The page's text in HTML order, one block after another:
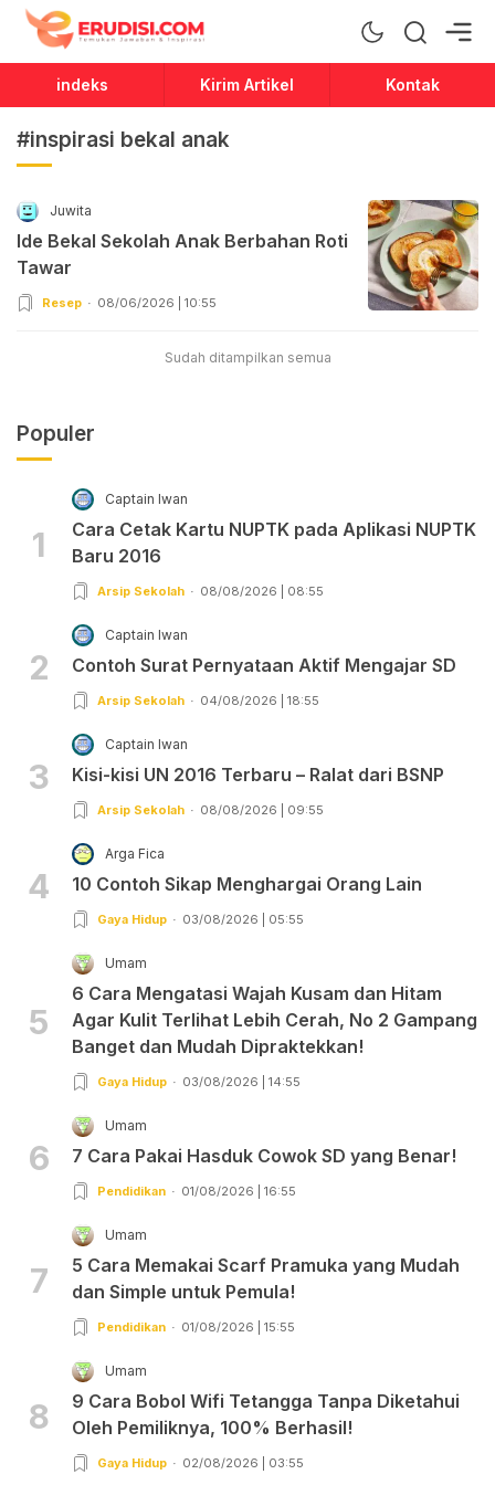
Erudisi
Temukan Jawaban dan Inspirasi
indeks Kirim Artikel Kontak
#inspirasi bekal anak
Juwita
Ide Bekal Sekolah Anak Berbahan Roti
Tawar
Resep 08/06/2026 | 10:55
Sudah ditampilkan semua
Populer
1
Captain Iwan
Cara Cetak Kartu NUPTK pada Aplikasi NUPTK
Baru 2016
Arsip Sekolah 08/08/2026 | 08:55
2
Captain Iwan
Contoh Surat Pernyataan Aktif Mengajar SD
Arsip Sekolah 04/08/2026 | 18:55
3
Captain Iwan
Kisi-kisi UN 2016 Terbaru – Ralat dari BSNP
Arsip Sekolah 08/08/2026 | 09:55
4
Arga Fica
10 Contoh Sikap Menghargai Orang Lain
Gaya Hidup 03/08/2026 | 05:55
5
Umam
6 Cara Mengatasi Wajah Kusam dan Hitam
Agar Kulit Terlihat Lebih Cerah, No 2 Gampang
Banget dan Mudah Dipraktekkan!
Gaya Hidup 03/08/2026 | 14:55
6
Umam
7 Cara Pakai Hasduk Cowok SD yang Benar!
Pendidikan 01/08/2026 | 16:55
7
Umam
5 Cara Memakai Scarf Pramuka yang Mudah
dan Simple untuk Pemula!
Pendidikan 01/08/2026 | 15:55
8
Umam
9 Cara Bobol Wifi Tetangga Tanpa Diketahui
Oleh Pemiliknya, 100% Berhasil!
Gaya Hidup 02/08/2026 | 03:55